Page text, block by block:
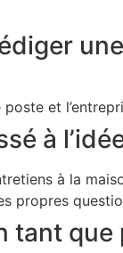
et
à
à la
propres
tant